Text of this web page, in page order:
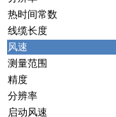
热时间常数
线缆长度
风速
测量范围
精度
分辨率
启动风速